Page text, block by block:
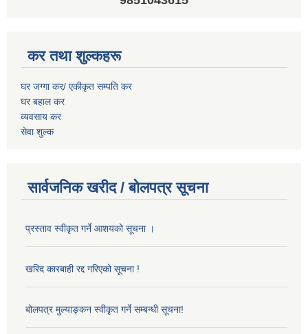
कर तथा शुल्कहरू
घर जग्गा कर/ एकीकृत सम्पति कर
घर बहाल कर
व्यवसाय कर
सेवा शुल्क
सार्वजनिक खरीद / बोलपत्र सूचना
प्रस्ताव स्वीकृत गर्ने आशयको सूचना ।
खरिद कारबाही रद्द गरिएको सूचना !
बोलपत्र मुल्याङ्कन स्वीकृत गर्ने सम्बन्धी सूचना!